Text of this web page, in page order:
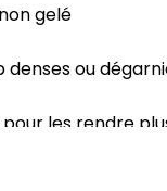
gelé
ou
les rendre
au sec.